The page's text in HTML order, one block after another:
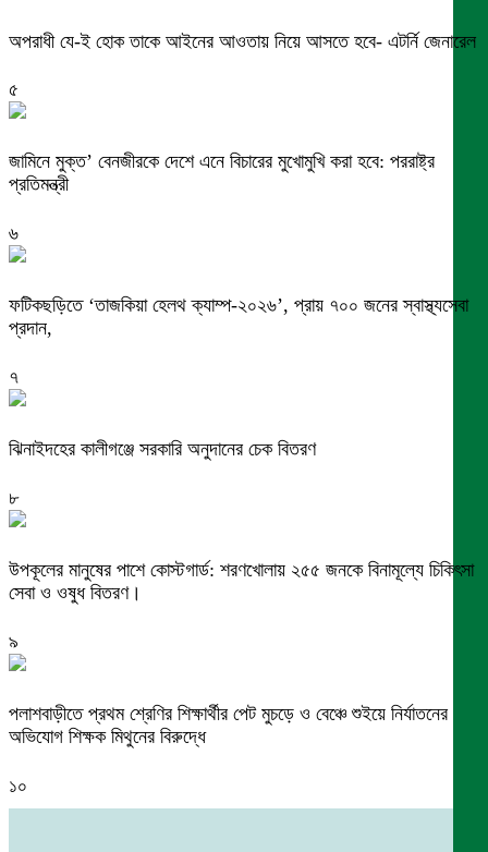
অপরাধী যে-ই হোক তাকে আইনের আওতায় নিয়ে আসতে হবে- এটর্নি জেনারেল
৫
জামিনে মুক্ত’ বেনজীরকে দেশে এনে বিচারের মুখোমুখি করা হবে: পররাষ্ট্র
প্রতিমন্ত্রী
৬
ফটিকছড়িতে ‘তাজকিয়া হেলথ ক্যাম্প-২০২৬’, প্রায় ৭০০ জনের স্বাস্থ্যসেবা
প্রদান,
৭
ঝিনাইদহের কালীগঞ্জে সরকারি অনুদানের চেক বিতরণ
৮
উপকূলের মানুষের পাশে কোস্টগার্ড: শরণখোলায় ২৫৫ জনকে বিনামূল্যে চিকিৎসা
সেবা ও ওষুধ বিতরণ।
৯
পলাশবাড়ীতে প্রথম শ্রেণির শিক্ষার্থীর পেট মুচড়ে ও বেঞ্চে শুইয়ে নির্যাতনের
অভিযোগ শিক্ষক মিথুনের বিরুদ্ধে
১০